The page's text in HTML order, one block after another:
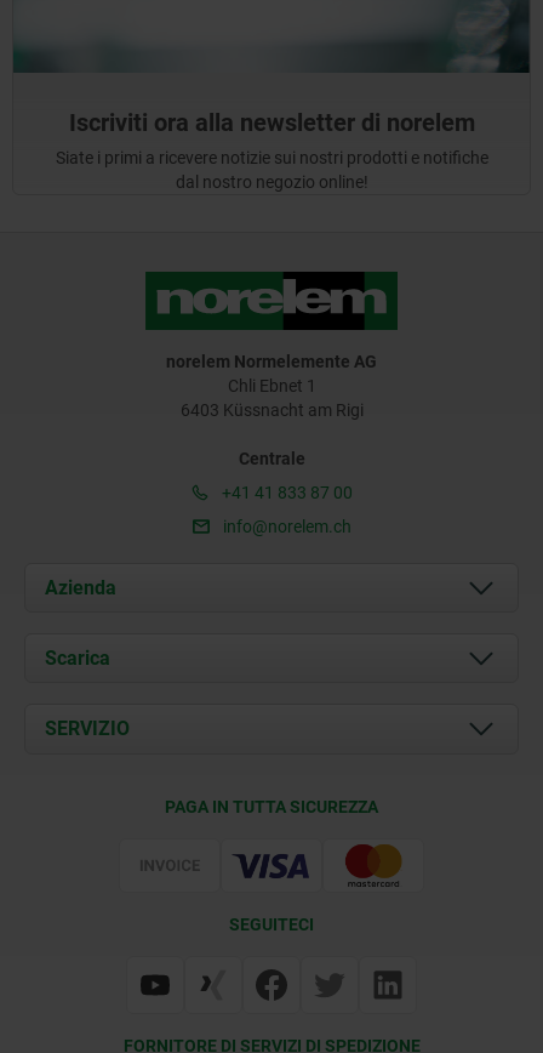
Iscriviti ora alla newsletter di norelem
Siate i primi a ricevere notizie sui nostri prodotti e notifiche
dal nostro negozio online!
norelem Normelemente AG
Chli Ebnet 1
6403 Küssnacht am Rigi
Centrale
+41 41 833 87 00
info@norelem.ch
Azienda
Chi siamo
Contatti
Scarica
Documents
SERVIZIO
PAGA IN TUTTA SICUREZZA
SEGUITECI
FORNITORE DI SERVIZI DI SPEDIZIONE